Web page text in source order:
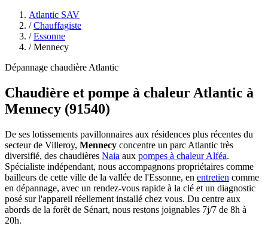
Atlantic SAV
/ Chauffagiste
/ Essonne
/ Mennecy
Dépannage chaudière Atlantic
Chaudière et pompe à chaleur Atlantic à
Mennecy (91540)
De ses lotissements pavillonnaires aux résidences plus récentes du
secteur de Villeroy, Mennecy concentre un parc Atlantic très
diversifié, des chaudières Naia aux pompes à chaleur Alféa.
Spécialiste indépendant, nous accompagnons propriétaires comme
bailleurs de cette ville de la vallée de l'Essonne, en entretien comme
en dépannage, avec un rendez-vous rapide à la clé et un diagnostic
posé sur l'appareil réellement installé chez vous. Du centre aux
abords de la forêt de Sénart, nous restons joignables 7j/7 de 8h à
20h.